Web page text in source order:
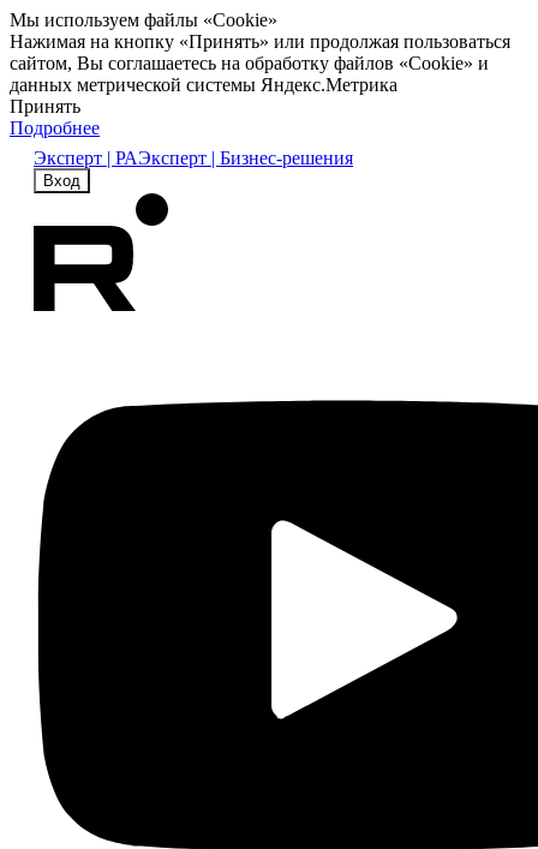
Мы используем файлы «Cookie»
Нажимая на кнопку «Принять» или продолжая пользоваться
сайтом, Вы соглашаетесь на обработку файлов «Cookie» и
данных метрической системы Яндекс.Метрика
Принять
Подробнее
Эксперт | РАЭксперт | Бизнес-решения
Вход